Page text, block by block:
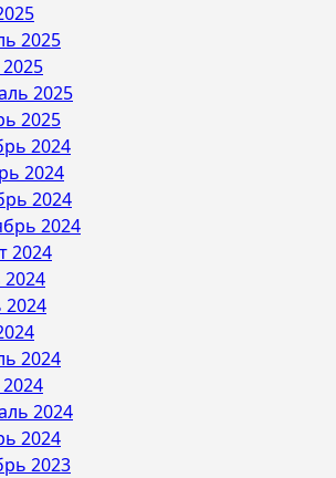
2025
2025
2025
2024
2024
2024
2024
2024
2024
2024
2024
2023